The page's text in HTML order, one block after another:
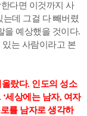
다면 이것까지 사
는데 그걸 다 빼버렸
을 예상했을 것이다.
는 사람이라고 본
랐다. 인도의 성소
세상에는 남자, 여자
를 남자로 생각하